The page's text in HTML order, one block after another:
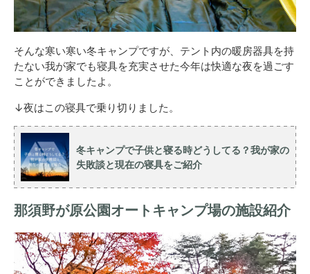
そんな寒い寒い冬キャンプですが、テント内の暖房器具を持
たない我が家でも寝具を充実させた今年は快適な夜を過ごす
ことができましたよ。
↓夜はこの寝具で乗り切りました。
冬キャンプで子供と寝る時どうしてる？我が家の
失敗談と現在の寝具をご紹介
那須野が原公園オートキャンプ場の施設紹介